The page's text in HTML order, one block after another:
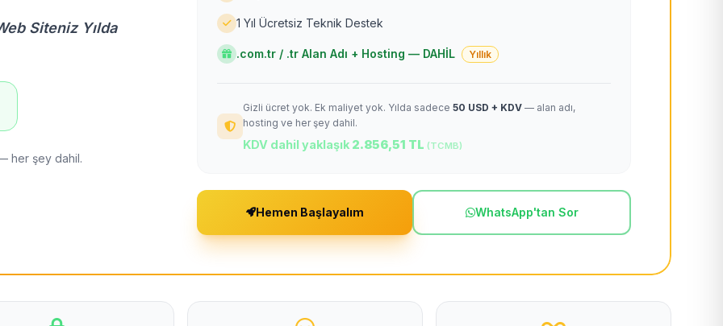
Siteniz Yılda
her şey dahil.
1 Yıl Ücretsiz Teknik Destek
.com.tr / .tr Alan Adı + Hosting — DAHİL Yıllık
Gizli ücret yok. Ek maliyet yok. Yılda sadece 50 USD + KDV — alan adı,
hosting ve her şey dahil.
KDV dahil yaklaşık 2.856,51 TL (TCMB)
Hemen Başlayalım WhatsApp'tan Sor